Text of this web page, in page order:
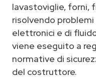
lavastoviglie, forni,
risolvendo
elettronici e di
viene eseguito a
normative di
del costruttore.